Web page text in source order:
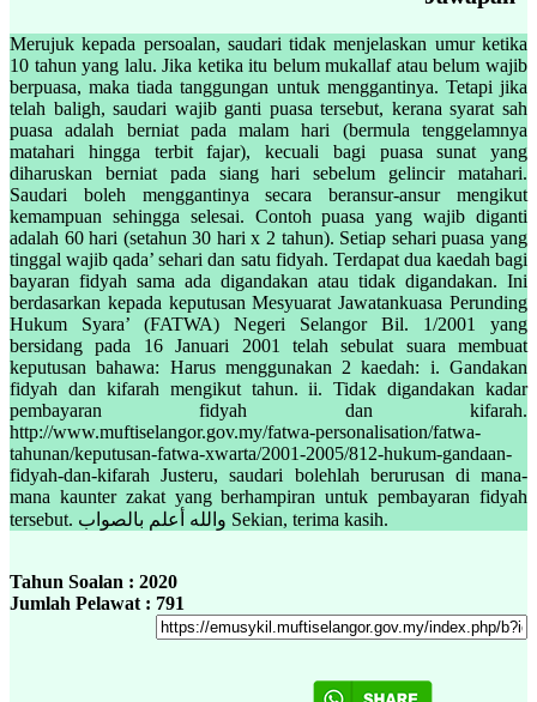
Merujuk kepada persoalan, saudari tidak menjelaskan umur ketika
10 tahun yang lalu. Jika ketika itu belum mukallaf atau belum wajib
berpuasa, maka tiada tanggungan untuk menggantinya. Tetapi jika
telah baligh, saudari wajib ganti puasa tersebut, kerana syarat sah
puasa adalah berniat pada malam hari (bermula tenggelamnya
matahari hingga terbit fajar), kecuali bagi puasa sunat yang
diharuskan berniat pada siang hari sebelum gelincir matahari.
Saudari boleh menggantinya secara beransur-ansur mengikut
kemampuan sehingga selesai. Contoh puasa yang wajib diganti
adalah 60 hari (setahun 30 hari x 2 tahun). Setiap sehari puasa yang
tinggal wajib qada’ sehari dan satu fidyah. Terdapat dua kaedah bagi
bayaran fidyah sama ada digandakan atau tidak digandakan. Ini
berdasarkan kepada keputusan Mesyuarat Jawatankuasa Perunding
Hukum Syara’ (FATWA) Negeri Selangor Bil. 1/2001 yang
bersidang pada 16 Januari 2001 telah sebulat suara membuat
keputusan bahawa: Harus menggunakan 2 kaedah: i. Gandakan
fidyah dan kifarah mengikut tahun. ii. Tidak digandakan kadar
pembayaran fidyah dan kifarah.
http://www.muftiselangor.gov.my/fatwa-personalisation/fatwa-
tahunan/keputusan-fatwa-xwarta/2001-2005/812-hukum-gandaan-
fidyah-dan-kifarah Justeru, saudari bolehlah berurusan di mana-
mana kaunter zakat yang berhampiran untuk pembayaran fidyah
tersebut. والله أعلم بالصواب Sekian, terima kasih.
Tahun Soalan : 2020
Jumlah Pelawat : 791